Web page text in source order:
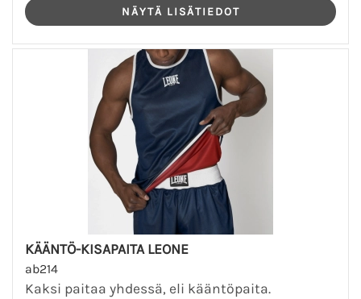
KÄÄNTÖ-KISAPAITA LEONE
ab214
Kaksi paitaa yhdessä, eli kääntöpaita.